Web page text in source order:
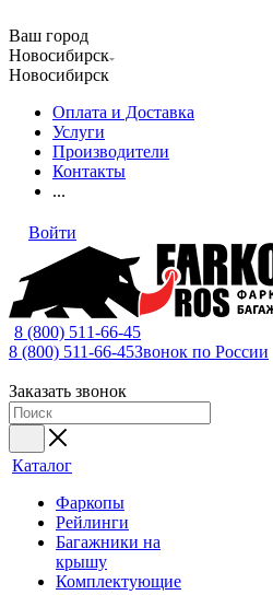
Ваш город
Новосибирск
Новосибирск
Оплата и Доставка
Услуги
Производители
Контакты
...
Войти
8 (800) 511-66-45
8 (800) 511-66-45Звонок по России
Заказать звонок
Каталог
Фаркопы
Рейлинги
Багажники на
крышу
Комплектующие